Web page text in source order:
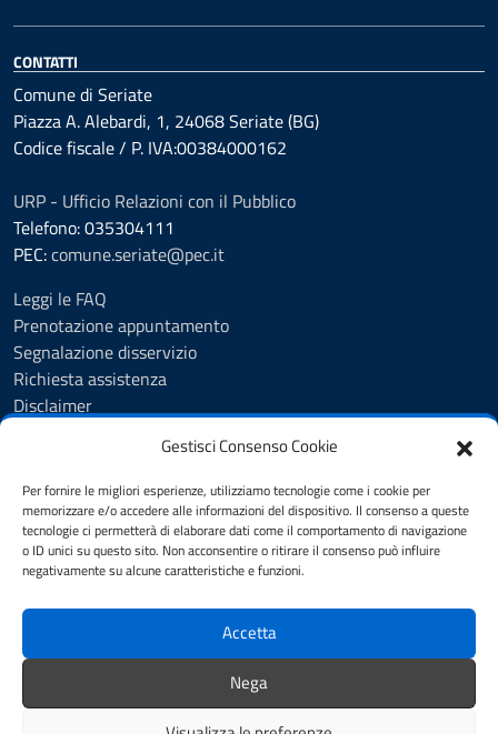
Gestisci Consenso Cookie
Per fornire le migliori esperienze, utilizziamo tecnologie come i cookie per
memorizzare e/o accedere alle informazioni del dispositivo. Il consenso a queste
tecnologie ci permetterà di elaborare dati come il comportamento di navigazione
o ID unici su questo sito. Non acconsentire o ritirare il consenso può influire
negativamente su alcune caratteristiche e funzioni.
Accetta
Nega
CONTATTI
Comune di Seriate
Piazza A. Alebardi, 1, 24068 Seriate (BG)
Codice fiscale / P. IVA:00384000162
URP - Ufficio Relazioni con il Pubblico
Telefono: 035304111
PEC:comune.seriate@pec.it
Leggi le FAQ
Prenotazione appuntamento
Segnalazione disservizio
Richiesta assistenza
Disclaimer
Cookie Policy
Informativa privacy
Dichiarazione di accessibilità
Note legali
SEGUICI SU
YouTube Facebook